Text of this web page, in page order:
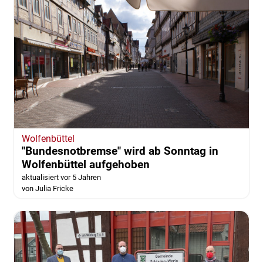
Wolfenbüttel
"Bundesnotbremse" wird ab Sonntag in
Wolfenbüttel aufgehoben
aktualisiert vor 5 Jahren
von Julia Fricke